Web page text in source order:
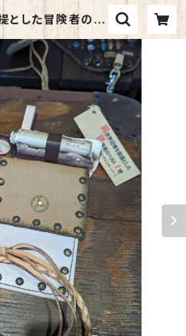
とした冒険者のベ
ンタイムキーパー
革 和装 スチーム
スプレ 日本製 | 異
Alice Blanche～